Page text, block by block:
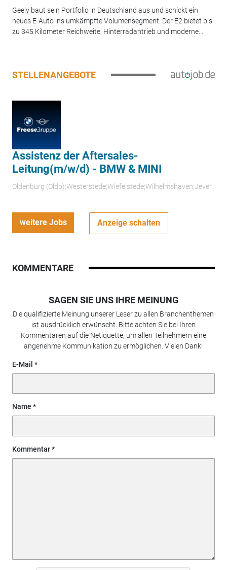
Geely baut sein Portfolio in Deutschland aus und schickt ein
neues E-Auto ins umkämpfte Volumensegment. Der E2 bietet bis
zu 345 Kilometer Reichweite, Hinterradantrieb und moderne...
STELLENANGEBOTE
Assistenz der Aftersales-
Leitung(m/w/d) - BMW & MINI
Oldenburg (Oldb);Westerstede;Wiefelstede;Wilhelmshaven;Jever
weitere Jobs Anzeige schalten
KOMMENTARE
SAGEN SIE UNS IHRE MEINUNG
Die qualifizierte Meinung unserer Leser zu allen Branchenthemen
ist ausdrücklich erwünscht. Bitte achten Sie bei Ihren
Kommentaren auf die Netiquette, um allen Teilnehmern eine
angenehme Kommunikation zu ermöglichen. Vielen Dank!
E-Mail
Name
Kommentar